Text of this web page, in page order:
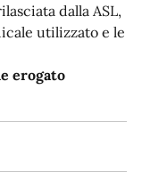
dalla ASL,
utilizzato e le
erogato